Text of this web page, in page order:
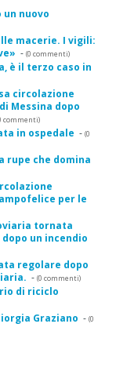
nuovo
macerie. I vigili:
- (0 commenti)
è il terzo caso in
circolazione
Messina dopo
commenti)
in ospedale - (0
rupe che domina
per le
tornata
un incendio
regolare dopo
- (0 commenti)
di riciclo
Graziano - (0